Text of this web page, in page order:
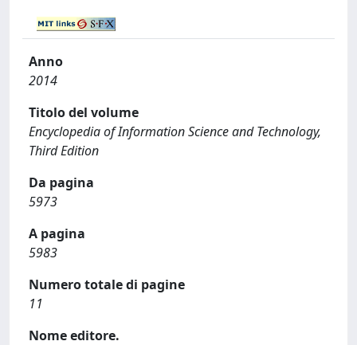
Anno
2014
Titolo del volume
Encyclopedia of Information Science and Technology,
Third Edition
Da pagina
5973
A pagina
5983
Numero totale di pagine
11
Nome editore.